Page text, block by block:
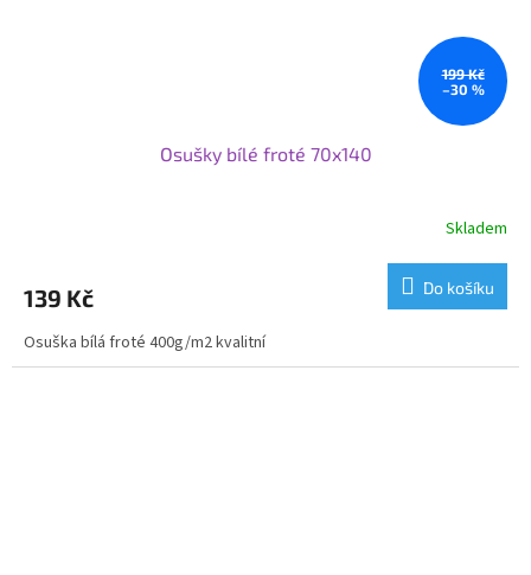
199 Kč
–30 %
Osušky bílé froté 70x140
Skladem
139 Kč Do košíku
Osuška bílá froté 400g/m2 kvalitní